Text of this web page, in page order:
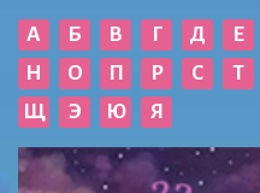
А Б В Г Д Е
Н
О П Р С Т
Щ
Э Ю Я